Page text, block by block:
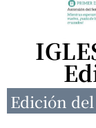
Edición del